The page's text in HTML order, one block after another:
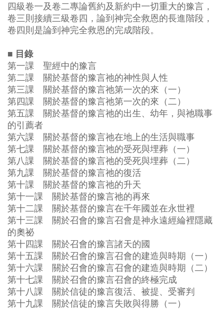
四級卷一及卷二專論舊約及新約中一切重大的豫言，
卷三則接續三級卷四，論到神完全救恩的長進階段，
卷四則是論到神完全救恩的完成階段。
■ 目錄
第一課 聖經中的豫言
第二課 關於基督的豫言祂的神性與人性
第三課 關於基督的豫言祂第一次的來（一）
第四課 關於基督的豫言祂第一次的來（二）
第五課 關於基督的豫言祂的出生、幼年，與祂職事
的引薦者
第六課 關於基督的豫言祂在地上的生活與職事
第七課 關於基督的豫言祂的受死與埋葬（一）
第八課 關於基督的豫言祂的受死與埋葬（二）
第九課 關於基督的豫言祂的復活
第十課 關於基督的豫言祂的升天
第十一課 關於基督的豫言祂的再來
第十二課 關於基督的豫言在千年國並在永世裡
第十三課 關於召會的豫言召會是神永遠經綸裡隱藏
的奧祕
第十四課 關於召會的豫言諸天的國
第十五課 關於召會的豫言召會的建造與時期（一）
第十六課 關於召會的豫言召會的建造與時期（二）
第十七課 關於召會的豫言召會的終極完成
第十八課 關於信徒的豫言復活、被提、受審判
第十九課 關於信徒的豫言失敗與得勝（一）